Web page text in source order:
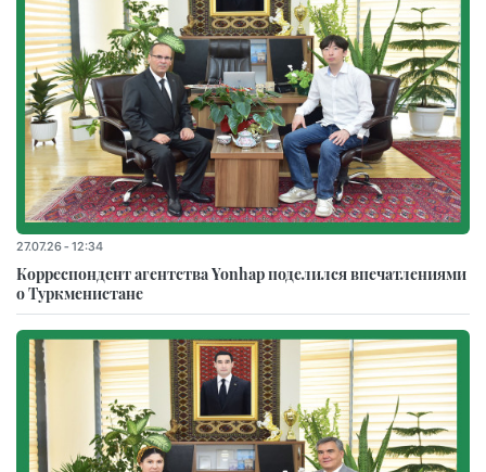
27.07.26 - 12:34
Корреспондент агентства Yonhap поделился впечатлениями
о Туркменистане